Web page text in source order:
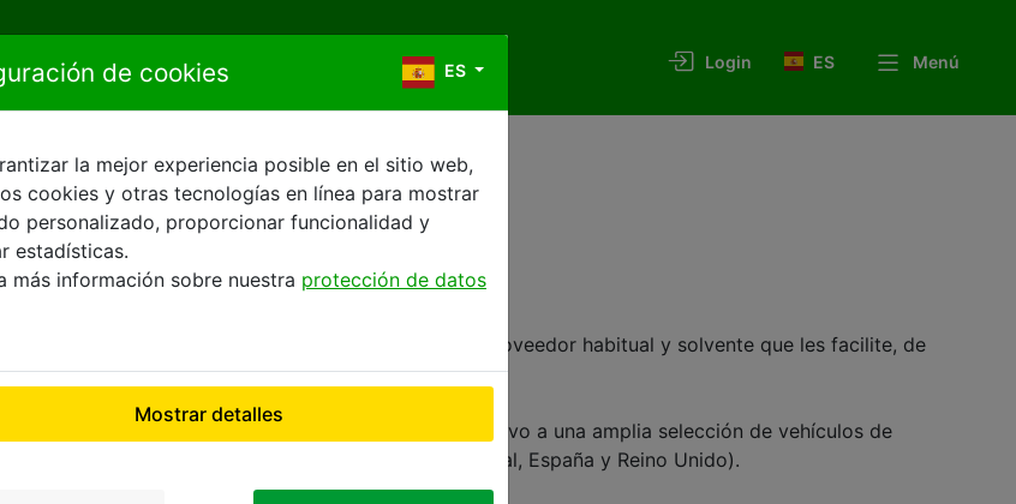
de cookies ES
la mejor experiencia posible en el sitio web,
cookies y otras tecnologías en línea para mostrar
personalizado, proporcionar funcionalidad y
estadísticas.
más información sobre nuestra protección de datos
Mostrar detalles
Login ES Menú
Profesionales
comprarlo.
de vehículos de ocasión necesitan un proveedor habitual y solvente que les facilite, de
todo el año.
a los compradores profesionales acceso exclusivo a una amplia selección de vehículos de
europeos (Francia, Alemania, Italia, Portugal, España y Reino Unido).